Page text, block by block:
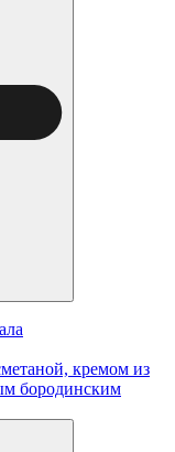
кремом из
бородинским